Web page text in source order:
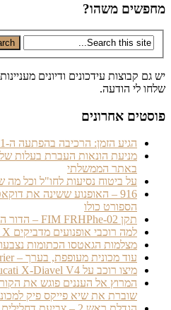
משהו?
קבוצות עידכונים ודיונים מעניינות
לי הודעה.
אחרונים
הגיע הזמן: הרכיבה בהפתעה ה-11 יוצאת לדרך!
מניעת הונאות העברת בעלות של
באתר הממשלתי
על ביטוח נסיעות לחו"ל וכל מה
916 – האופנוע ששינה את דוקאטי
הספורט כולו
תקן FIM FRHPhe-02 – הדור הבא של בטיחות הקסדות כבר כאן
למה רוכבי אופנועים מדביקים X על הפנס הקדמי?
מצלמות הגאטסו הכתומות נצבעות
עוד מכונית מעופפת, בערך – XPENG Land Aircraft Carrier
מיצו רוכב על Ducati X-Diavel V4 (מודל 2026)
שוברת את שיא פייקס פיק למכוניות